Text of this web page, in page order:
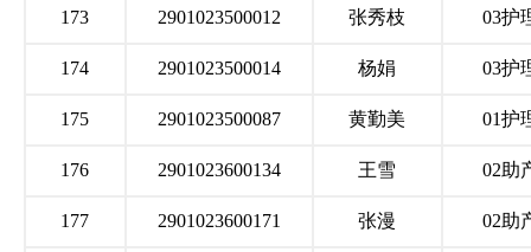
173 2901023500012 张秀枝 03护
174 2901023500014 杨娟 03护
175 2901023500087 黄勤美 01护
176 2901023600134 王雪 02助
177 2901023600171 张漫 02助